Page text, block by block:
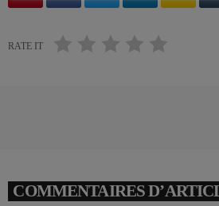
RATE IT
COMMENTAIRES